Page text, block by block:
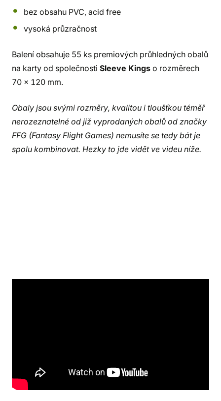
bez obsahu PVC, acid free
vysoká průzračnost
Balení obsahuje 55 ks premiových průhledných obalů
na karty od společnosti Sleeve Kings o rozměrech
70 x 120 mm.
Obaly jsou svými rozměry, kvalitou i tloušťkou téměř
nerozeznatelné od již vyprodaných obalů od značky
FFG (Fantasy Flight Games) nemusíte se tedy bát je
spolu kombinovat. Hezky to jde vidět ve videu níže.
0801599277480
Kód produktu